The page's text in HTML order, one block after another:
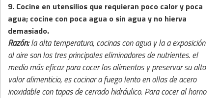
9. Cocine en utensilios que requieran poco calor y poca
agua; cocine con poca agua o sin agua y no hierva
demasiado.
Razón:la alta temperatura, cocinas con agua y la a exposición
al aire son los tres principales eliminadores de nutrientes. el
medio más eficaz para cocer los alimentos y preservar su alto
valor alimenticio, es cocinar a fuego lento en ollas de acero
inoxidable con tapas de cerrado hidráulico. Para cocer al horno